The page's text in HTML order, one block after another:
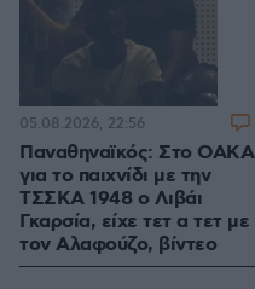
Παναθηναϊκός: Στο ΟΑΚΑ
για το παιχνίδι με την
ΤΣΣΚΑ 1948 ο Λιβάι
Γκαρσία, είχε τετ α τετ με
τον Αλαφούζο, βίντεο
05.08.2026, 22:56